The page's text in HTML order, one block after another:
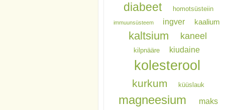
diabeet homotsüsteiin
immuunsüsteem ingver kaalium
kaltsium kaneel
kilpnääre kiudaine
kolesterool
kurkum küüslauk
magneesium maks